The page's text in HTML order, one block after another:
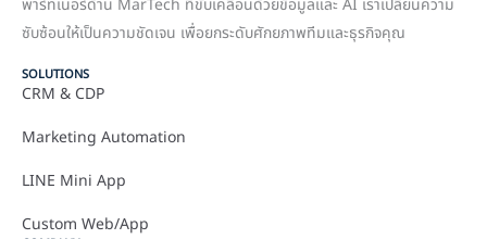
พาร์ทเนอร์ด้าน MarTech ที่ขับเคลื่อนด้วยข้อมูลและ AI เราเปลี่ยนความ
ซับซ้อนให้เป็นความชัดเจน เพื่อยกระดับศักยภาพทีมและธุรกิจคุณ
SOLUTIONS
CRM & CDP
Marketing Automation
LINE Mini App
Custom Web/App